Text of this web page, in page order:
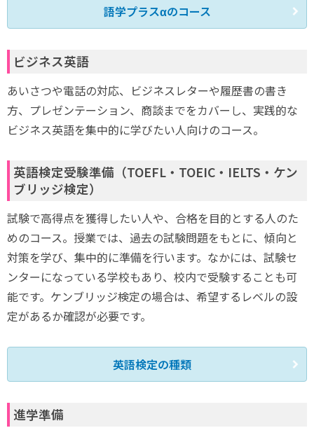
語学プラスαのコース
ビジネス英語
あいさつや電話の対応、ビジネスレターや履歴書の書き
方、プレゼンテーション、商談までをカバーし、実践的な
ビジネス英語を集中的に学びたい人向けのコース。
英語検定受験準備（TOEFL・TOEIC・IELTS・ケン
ブリッジ検定）
試験で高得点を獲得したい人や、合格を目的とする人のた
めのコース。授業では、過去の試験問題をもとに、傾向と
対策を学び、集中的に準備を行います。なかには、試験セ
ンターになっている学校もあり、校内で受験することも可
能です。ケンブリッジ検定の場合は、希望するレベルの設
定があるか確認が必要です。
英語検定の種類
進学準備